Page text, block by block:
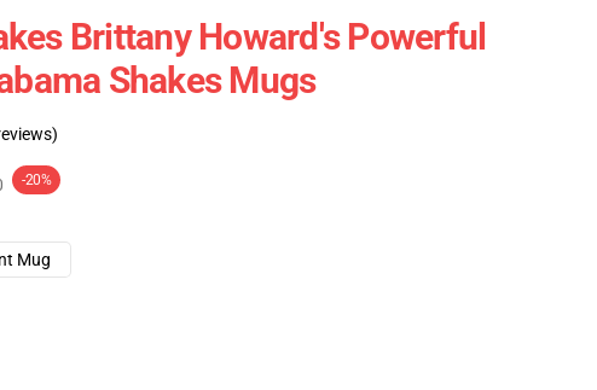
Brittany Howard's Powerful
Shakes Mugs
-20%
Mug